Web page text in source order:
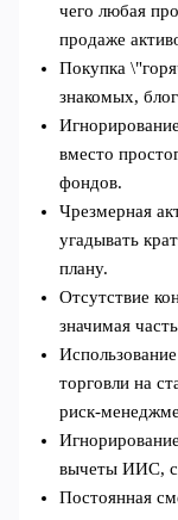
чего любая
продаже
Покупка
знакомых,
вместо
фондов.
Чрезмерная
угадывать
плану.
Отсутствие
значимая
торговли на
вычеты ИИС,
Постоянная